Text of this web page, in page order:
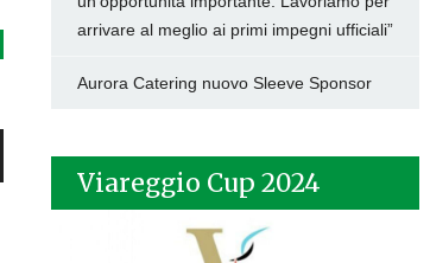
arrivare al meglio ai primi impegni ufficiali”
Aurora Catering nuovo Sleeve Sponsor
Viareggio Cup 2024